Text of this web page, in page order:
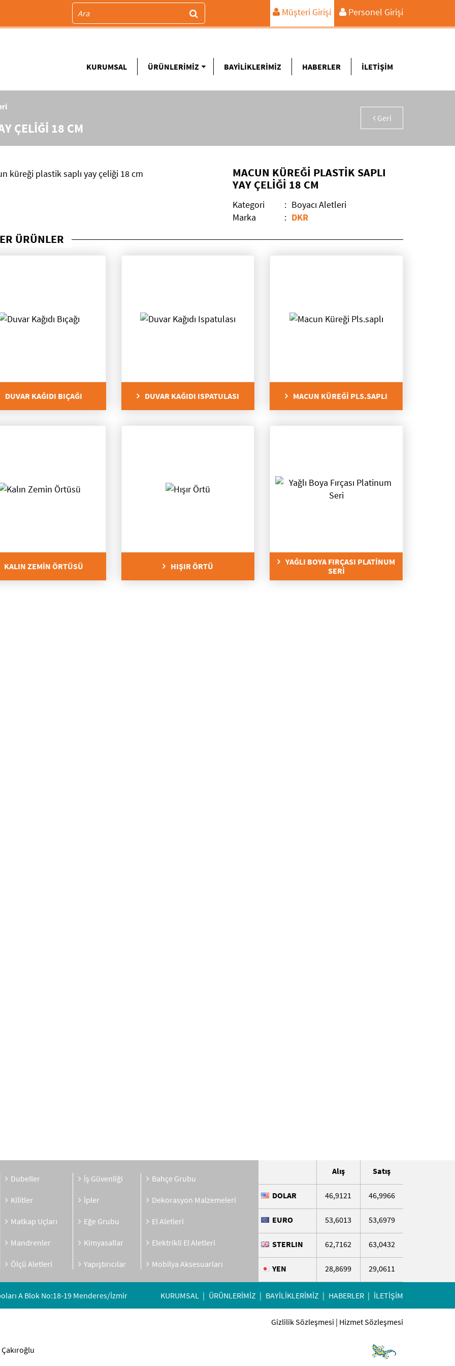
Müşteri Girişi Personel Girişi
KURUMSAL ÜRÜNLERİMİZ BAYİLİKLERİMİZ HABERLER İLETİŞİM
Geri
ÇELİĞİ 18 CM
MACUN KÜREĞİ PLASTİK SAPLI
YAY ÇELİĞİ 18 CM
Kategori : Boyacı Aletleri
Marka
: DKR
ÜRÜNLER
DUVAR KAĞIDI BIÇAĞI DUVAR KAĞIDI ISPATULASI MACUN KÜREĞİ PLS.SAPLI
KALIN ZEMİN ÖRTÜSÜ HIŞIR ÖRTÜ
YAĞLI BOYA FIRÇASI PLATİNUM
SERİ
Dubeller
Kilitler
Matkap Uçları
Mandrenler
Ölçü Aletleri
İş Güvenliği
İpler
Eğe Grubu
Kimyasallar
Yapıştırıcılar
Bahçe Grubu
Dekorasyon Malzemeleri
El Aletleri
Elektrikli El Aletleri
Mobilya Aksesuarları
Alış Satış
DOLAR 46,9121 46,9966
EURO 53,6013 53,6979
STERLIN 62,7162 63,0432
YEN 28,8699 29,0611
A Blok No:18-19 Menderes/İzmir KURUMSAL ÜRÜNLERİMİZ BAYİLİKLERİMİZ HABERLER İLETİŞİM
Gizlilik Sözleşmesi | Hizmet Sözleşmesi